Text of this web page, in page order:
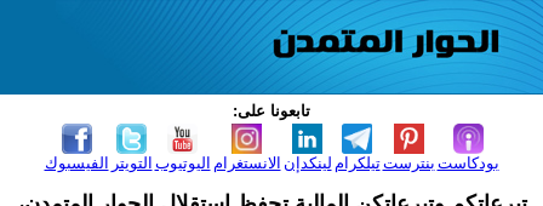
تابعونا على:
الفيسبوك التويتر اليوتيوب الانستغرام لينكدإن تيلكرامبنترست بودكاست